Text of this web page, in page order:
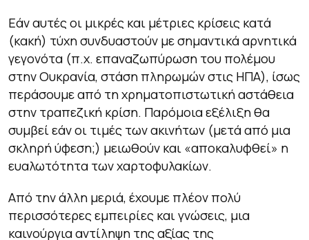
Εάν αυτές οι μικρές και μέτριες κρίσεις κατά
(κακή) τύχη συνδυαστούν με σημαντικά αρνητικά
γεγονότα (π.χ. επαναζωπύρωση του πολέμου
στην Ουκρανία, στάση πληρωμών στις ΗΠΑ), ίσως
περάσουμε από τη χρηματοπιστωτική αστάθεια
στην τραπεζική κρίση. Παρόμοια εξέλιξη θα
συμβεί εάν οι τιμές των ακινήτων (μετά από μια
σκληρή ύφεση;) μειωθούν και «αποκαλυφθεί» η
ευαλωτότητα των χαρτοφυλακίων.
Από την άλλη μεριά, έχουμε πλέον πολύ
περισσότερες εμπειρίες και γνώσεις, μια
καινούργια αντίληψη της αξίας της